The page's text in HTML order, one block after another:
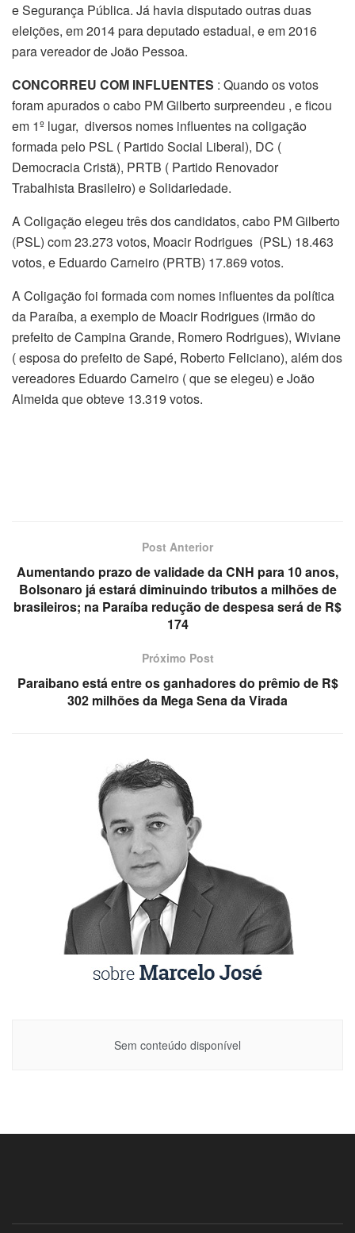
e Segurança Pública. Já havia disputado outras duas
eleições, em 2014 para deputado estadual, e em 2016
para vereador de João Pessoa.
CONCORREU COM INFLUENTES : Quando os votos
foram apurados o cabo PM Gilberto surpreendeu , e ficou
em 1º lugar, diversos nomes influentes na coligação
formada pelo PSL ( Partido Social Liberal), DC (
Democracia Cristã), PRTB ( Partido Renovador
Trabalhista Brasileiro) e Solidariedade.
A Coligação elegeu três dos candidatos, cabo PM Gilberto
(PSL) com 23.273 votos, Moacir Rodrigues (PSL) 18.463
votos, e Eduardo Carneiro (PRTB) 17.869 votos.
A Coligação foi formada com nomes influentes da política
da Paraíba, a exemplo de Moacir Rodrigues (irmão do
prefeito de Campina Grande, Romero Rodrigues), Wiviane
( esposa do prefeito de Sapé, Roberto Feliciano), além dos
vereadores Eduardo Carneiro ( que se elegeu) e João
Almeida que obteve 13.319 votos.
Post Anterior
Aumentando prazo de validade da CNH para 10 anos,
Bolsonaro já estará diminuindo tributos a milhões de
brasileiros; na Paraíba redução de despesa será de R$
174
Próximo Post
Paraibano está entre os ganhadores do prêmio de R$
302 milhões da Mega Sena da Virada
Sem conteúdo disponível